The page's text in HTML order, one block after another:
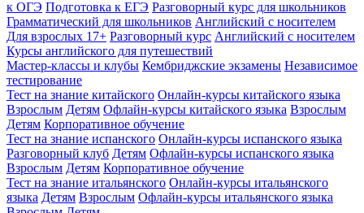
к ОГЭ Подготовка к ЕГЭ Разговорный курс для школьников
Грамматический для школьников Английский с носителем
Для взрослых 17+ Разговорный курс Английский с носителем
Курсы английского для путешествий
Мастер-классы и клубы Кембриджские экзамены Независимое
тестирование
Тест на знание китайского Онлайн-курсы китайского языка
Взрослым Детям Офлайн-курсы китайского языка Взрослым
Детям Корпоративное обучение
Тест на знание испанского Онлайн-курсы испанского языка
Разговорный клуб Детям Офлайн-курсы испанского языка
Взрослым Детям Корпоративное обучение
Тест на знание итальянского Онлайн-курсы итальянского
языка Детям Взрослым Офлайн-курсы итальянского языка